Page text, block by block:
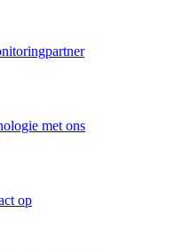
met ons
op